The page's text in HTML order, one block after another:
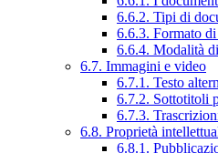
6.6.2. Tipi di
6.6.3. Formato
6.6.4. Modalità
6.7. Immagini e video
6.7.1. Testo
6.7.2. Sottotitoli
6.7.3.
6.8. Proprietà
6.8.1.